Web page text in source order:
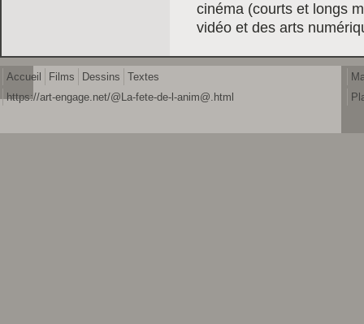
cinéma (courts et longs
vidéo et des arts
Accueil Films Dessins
Textes
https://art-engage.net/@La-fete-de-l-anim@.html